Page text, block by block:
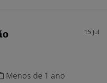
15 jul
Menos de 1 ano